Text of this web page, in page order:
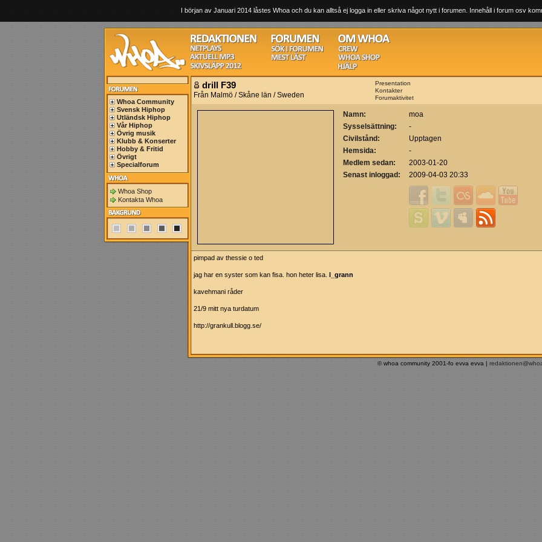
I början av Januari 2014 låstes Whoa och du kan alltså ej logga in eller skriva något nytt i forumen. Innehåll i forum osv
Whoa Community
Svensk Hiphop
Utländsk Hiphop
Vår Hiphop
Övrig musik
Klubb & Konserter
Hobby & Fritid
Övrigt
Specialforum
Whoa Shop
Kontakta Whoa
drill F39
Från Malmö / Skåne län / Sweden
Presentation
Kontakter
Forumaktivitet
Namn:
moa
Sysselsättning:
-
Civilstånd:
Upptagen
Hemsida:
-
Medlem sedan:
2003-01-20
Senast inloggad:
2009-04-03 20:33
pimpad av thessie o ted
jag har en syster som kan fisa. hon heter lisa. l_grann
kavehmani råder
21/9 mitt nya turdatum
http://grankull.blogg.se/
© whoa community 2001-fo evva evva |